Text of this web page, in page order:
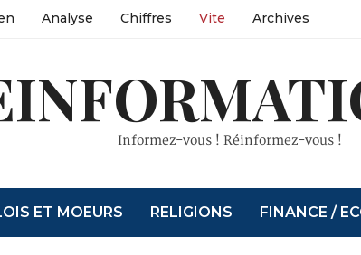
Analyse Chiffres Vite Archives
Informez-vous ! Réinformez-vous !
ET MOEURS RELIGIONS FINANCE /